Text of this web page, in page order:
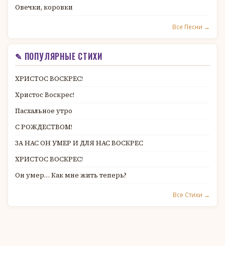
Овечки, коровки
Все Песни →
✎ ПОПУЛЯРНЫЕ СТИХИ
ХРИСТОС ВОСКРЕС!
Христос Воскрес!
Пасхальное утро
С РОЖДЕСТВОМ!
ЗА НАС ОН УМЕР И ДЛЯ НАС ВОСКРЕС
ХРИСТОС ВОСКРЕС!
Он умер… Как мне жить теперь?
Все Стихи →